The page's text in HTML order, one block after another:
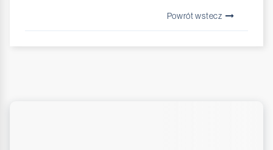
Powrót wstecz